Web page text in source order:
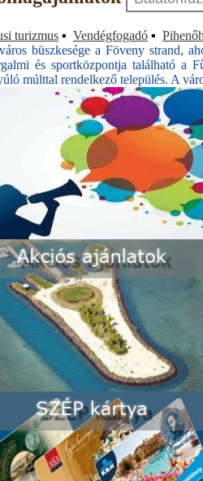
turizmus ▪ Vendégfogadó ▪
büszkesége a Föveny strand,
és sportközpontja található a
múlttal rendelkező település. A